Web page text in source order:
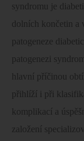
syndromu je
dolních končetin a
patogeneze
patogenezi
hlavní příčinou
přihlíží i při
komplikací a
založení